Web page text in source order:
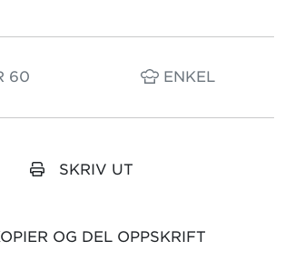
60 ENKEL
SKRIV UT
OG DEL OPPSKRIFT